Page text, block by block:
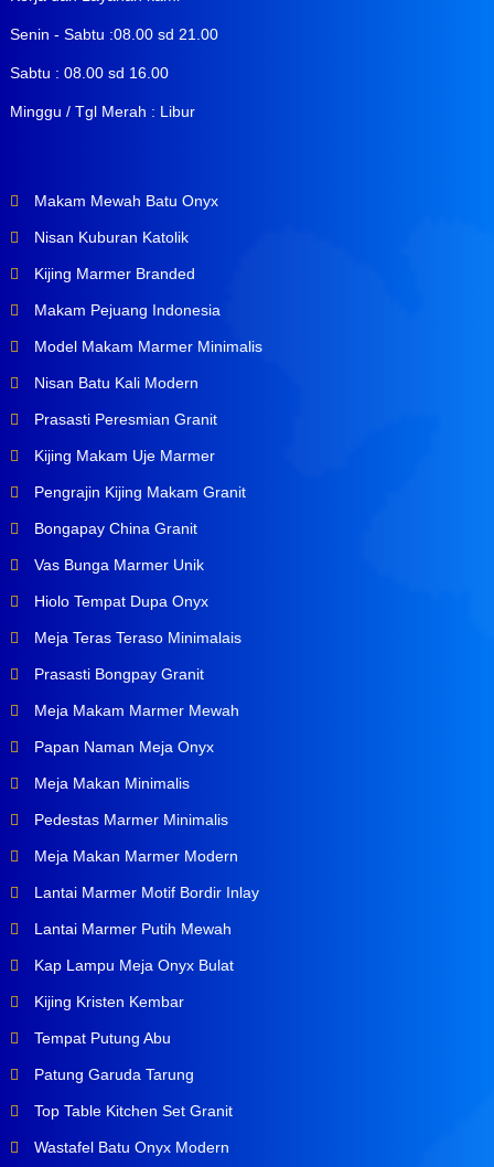
Senin - Sabtu :08.00 sd 21.00
Sabtu : 08.00 sd 16.00
Minggu / Tgl Merah : Libur
Makam Mewah Batu Onyx
Nisan Kuburan Katolik
Kijing Marmer Branded
Makam Pejuang Indonesia
Model Makam Marmer Minimalis
Nisan Batu Kali Modern
Prasasti Peresmian Granit
Kijing Makam Uje Marmer
Pengrajin Kijing Makam Granit
Bongapay China Granit
Vas Bunga Marmer Unik
Hiolo Tempat Dupa Onyx
Meja Teras Teraso Minimalais
Prasasti Bongpay Granit
Meja Makam Marmer Mewah
Papan Naman Meja Onyx
Meja Makan Minimalis
Pedestas Marmer Minimalis
Meja Makan Marmer Modern
Lantai Marmer Motif Bordir Inlay
Lantai Marmer Putih Mewah
Kap Lampu Meja Onyx Bulat
Kijing Kristen Kembar
Tempat Putung Abu
Patung Garuda Tarung
Top Table Kitchen Set Granit
Wastafel Batu Onyx Modern